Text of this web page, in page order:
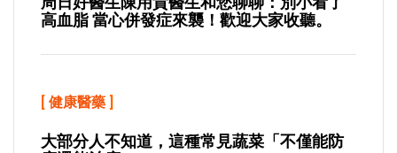
高血脂 當心併發症來襲！歡迎大家收聽。
[ 健康醫藥 ]
大部分人不知道，這種常見蔬菜「不僅能防